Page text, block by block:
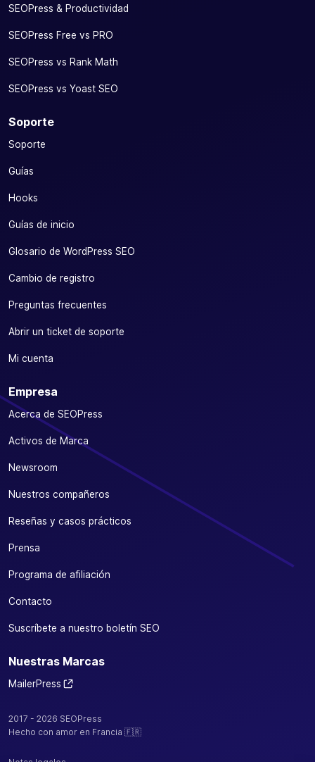
SEOPress & Productividad
SEOPress Free vs PRO
SEOPress vs Rank Math
SEOPress vs Yoast SEO
Soporte
Soporte
Guías
Hooks
Guías de inicio
Glosario de WordPress SEO
Cambio de registro
Preguntas frecuentes
Abrir un ticket de soporte
Mi cuenta
Empresa
Acerca de SEOPress
Activos de Marca
Newsroom
Nuestros compañeros
Reseñas y casos prácticos
Prensa
Programa de afiliación
Contacto
Suscríbete a nuestro boletín SEO
Nuestras Marcas
MailerPress
2017 - 2026 SEOPress
Hecho con amor en Francia 🇫🇷
Notas legales